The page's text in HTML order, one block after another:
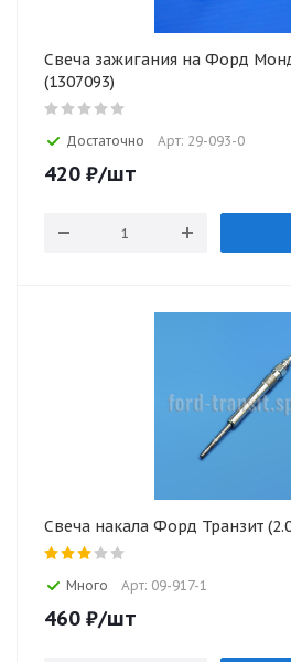
Свеча зажигания на Форд
(1307093)
Достаточно Арт: 29-093-0
420 ₽/шт
Свеча накала Форд Транзит
Много Арт: 09-917-1
460 ₽/шт